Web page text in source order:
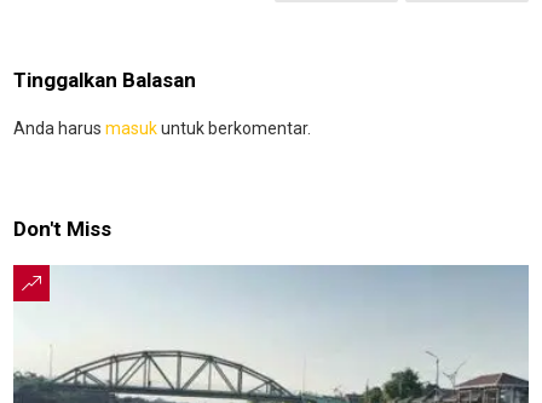
Tinggalkan Balasan
Anda harus masukuntuk berkomentar.
Don't Miss